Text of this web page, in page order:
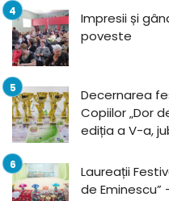
Impresii și
poveste
Decernarea
Copiilor „Dor
ediția a V-a,
Laureații
de Eminescu”